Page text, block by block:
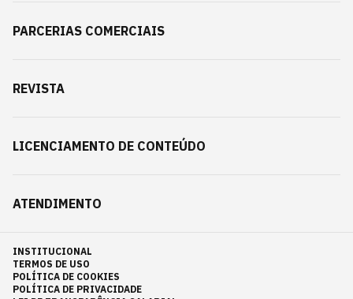
PARCERIAS COMERCIAIS
REVISTA
LICENCIAMENTO DE CONTEÚDO
ATENDIMENTO
INSTITUCIONAL
TERMOS DE USO
POLÍTICA DE COOKIES
POLÍTICA DE PRIVACIDADE